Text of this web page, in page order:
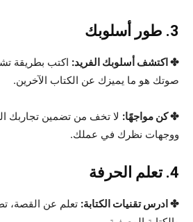
3. طور أسلوبك
✤ اكتشف أسلوبك الفريد: اكتب بطريقة
صوتك هو ما يميزك عن الكتاب الآخرين.
✤ كن مواجهًا: لا تخف من تضمين تجاربك
ووجهات نظرك في عملك.
4. تعلم الحرفة
✤ ادرس تقنيات الكتابة: تعلم عن القصة،